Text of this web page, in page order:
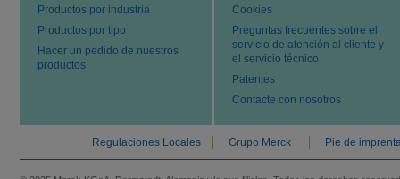
Productos por industria
Productos por tipo
Hacer un pedido de nuestros
productos
Cookies
Preguntas frecuentes sobre el
servicio de atención al cliente y
el servicio técnico
Patentes
Contacte con nosotros
Regulaciones Locales Grupo Merck Pie de